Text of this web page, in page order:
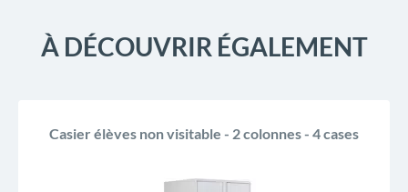
À DÉCOUVRIR ÉGALEMENT
Casier élèves non visitable - 2 colonnes - 4 cases